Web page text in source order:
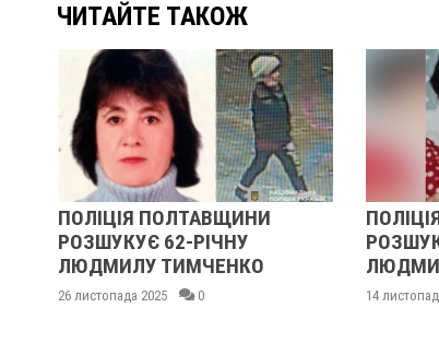
ЧИТАЙТЕ ТАКОЖ
ПОЛІЦІЯ ПОЛТАВЩИНИ
РОЗШУКУЄ 62-РІЧНУ
ЛЮДМИЛУ ТИМЧЕНКО
26 листопада 2025 0 14